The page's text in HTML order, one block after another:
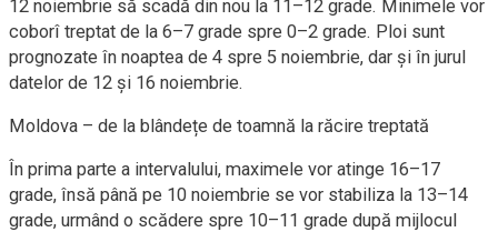
12 noiembrie să scadă din nou la 11–12 grade. Minimele vor
coborî treptat de la 6–7 grade spre 0–2 grade. Ploi sunt
prognozate în noaptea de 4 spre 5 noiembrie, dar și în jurul
datelor de 12 și 16 noiembrie.
Moldova – de la blândețe de toamnă la răcire treptată
În prima parte a intervalului, maximele vor atinge 16–17
grade, însă până pe 10 noiembrie se vor stabiliza la 13–14
grade, urmând o scădere spre 10–11 grade după mijlocul